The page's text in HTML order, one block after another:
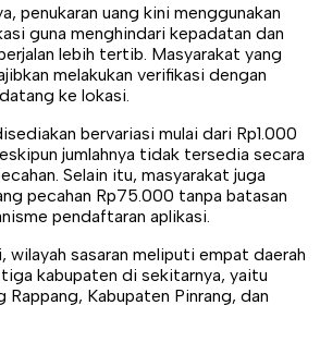
penukaran uang kini menggunakan
guna menghindari kepadatan dan
lebih tertib. Masyarakat yang
melakukan verifikasi dengan
ke lokasi.
bervariasi mulai dari Rp1.000
jumlahnya tidak tersedia secara
Selain itu, masyarakat juga
pecahan Rp75.000 tanpa batasan
pendaftaran aplikasi.
wilayah sasaran meliputi empat daerah
kabupaten di sekitarnya, yaitu
Rappang, Kabupaten Pinrang, dan